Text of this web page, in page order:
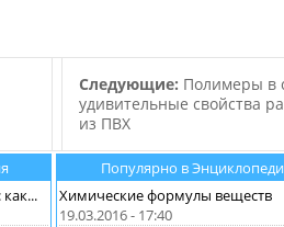
Следующие: Полимеры в
удивительные свойства
из ПВХ
Популярно в
Химические формулы веществ
19.03.2016 - 17:40